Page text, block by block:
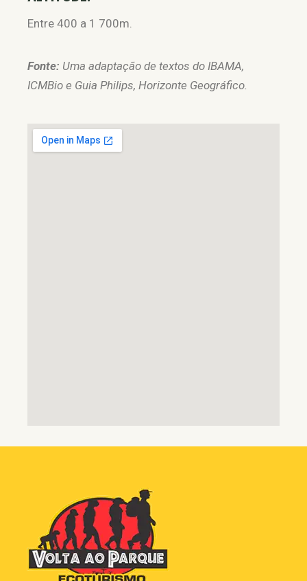
Entre 400 a 1 700m.
Fonte: Uma adaptação de textos do IBAMA,
ICMBio e Guia Philips, Horizonte Geográfico.